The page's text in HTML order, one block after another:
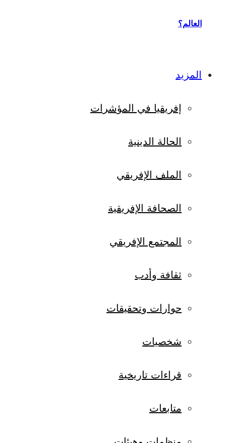
العالم؟
المزيد
إفريقيا في المؤشرات
الحالة الدينية
الملف الإفريقي
الصحافة الإفريقية
المجتمع الإفريقي
ثقافة وأدب
حوارات وتحقيقات
شخصيات
قراءات تاريخية
متابعات